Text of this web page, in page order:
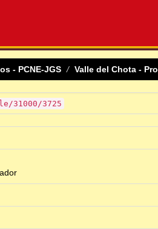
- PCNE-JGS Valle del Chota -
31000/3725